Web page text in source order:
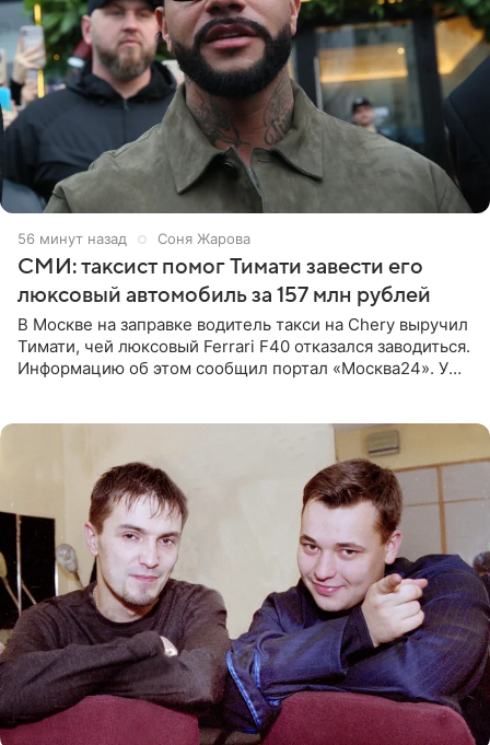
56 минут назад Соня Жарова
СМИ: таксист помог Тимати завести его
люксовый автомобиль за 157 млн рублей
В Москве на заправке водитель такси на Chery выручил
Тимати, чей люксовый Ferrari F40 отказался заводиться.
Информацию об этом сообщил портал «Москва24». У